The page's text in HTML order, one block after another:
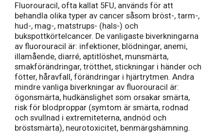
Fluorouracil, ofta kallat 5FU, används för att
behandla olika typer av cancer såsom bröst-, tarm-,
hud-, mag-, matstrups- (hals-) och
bukspottkörtelcancer. De vanligaste biverkningarna
av fluorouracil är: infektioner, blödningar, anemi,
illamående, diarré, aptitlöshet, munsmärta,
smakförändringar, trötthet, stickningar i händer och
fötter, håravfall, förändringar i hjärtrytmen. Andra
mindre vanliga biverkningar av fluorouracil är:
ögonsmärta, hudkänslighet som orsakar smärta,
risk för blodproppar (symtom är smärta, rodnad
och svullnad i extremiteterna, andnöd och
bröstsmärta), neurotoxicitet, benmärgshämning.